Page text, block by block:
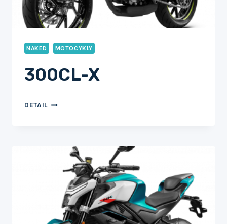
NAKED MOTOCYKLY
300CL-X
DETAIL 300CL-